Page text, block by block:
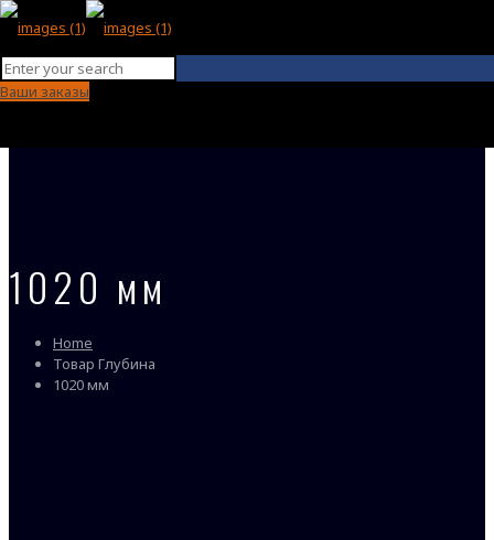
Ваши заказы
1020 мм
Home
Товар Глубина
1020 мм